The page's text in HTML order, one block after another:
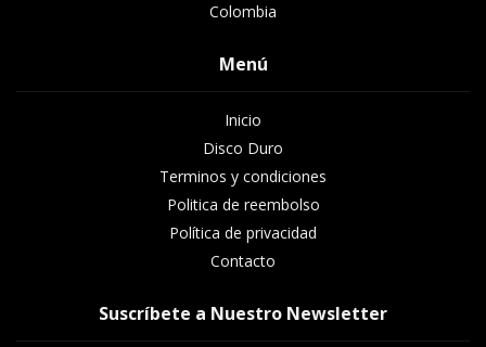
Colombia
Menú
Inicio
Disco Duro
Terminos y condiciones
Politica de reembolso
Política de privacidad
Contacto
Suscríbete a Nuestro Newsletter